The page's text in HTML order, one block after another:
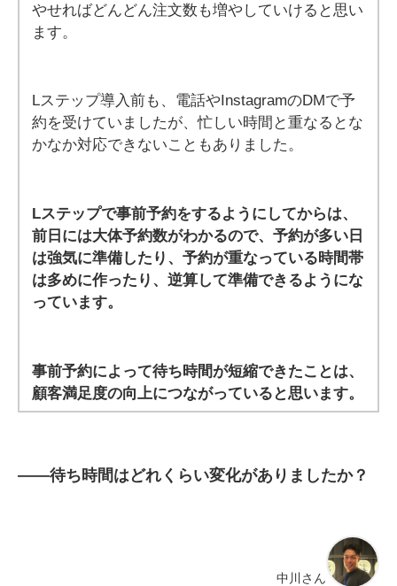
やせればどんどん注文数も増やしていけると思い
ます。
Lステップ導入前も、電話やInstagramのDMで予
約を受けていましたが、忙しい時間と重なるとな
かなか対応できないこともありました。
Lステップで事前予約をするようにしてからは、
前日には大体予約数がわかるので、予約が多い日
は強気に準備したり、予約が重なっている時間帯
は多めに作ったり、逆算して準備できるようにな
っています。
事前予約によって待ち時間が短縮できたことは、
顧客満足度の向上につながっていると思います。
――待ち時間はどれくらい変化がありましたか？
中川さん